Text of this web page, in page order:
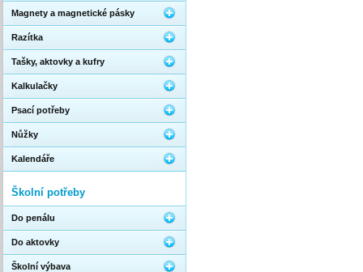
Magnety a magnetické pásky
Razítka
Tašky, aktovky a kufry
Kalkulačky
Psací potřeby
Nůžky
Kalendáře
Školní potřeby
Do penálu
Do aktovky
Školní výbava